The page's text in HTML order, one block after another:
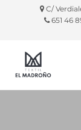
C/
651 46